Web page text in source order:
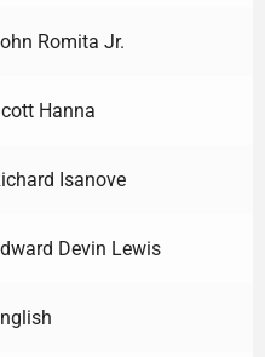
Romita Jr.
Hanna
Isanove
Devin Lewis